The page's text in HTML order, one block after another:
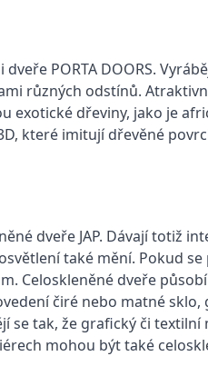
i dveře PORTA DOORS.
různých odstínů.
exotické dřeviny, jako je
které imitují dřevěné
dveře JAP. Dávají totiž
také mění. Pokud se
Celoskleněné dveře
čiré nebo matné sklo,
se tak, že grafický či textilní
mohou být také